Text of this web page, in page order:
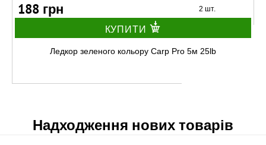
188 грн 2 шт.
КУПИТИ
Ледкор зеленого кольору Carp Pro 5м 25lb
Надходження нових товарів